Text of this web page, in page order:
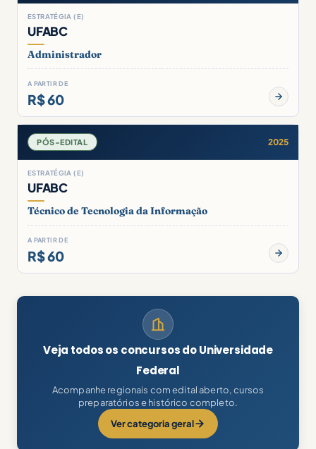
ESTRATÉGIA (E)
UFABC
Administrador
A PARTIR DE
R$ 60
PÓS-EDITAL 2025
ESTRATÉGIA (E)
UFABC
Técnico de Tecnologia da Informação
A PARTIR DE
R$ 60
Veja todos os concursos do Universidade
Federal
Acompanhe regionais com edital aberto, cursos
preparatórios e histórico completo.
Ver categoria geral